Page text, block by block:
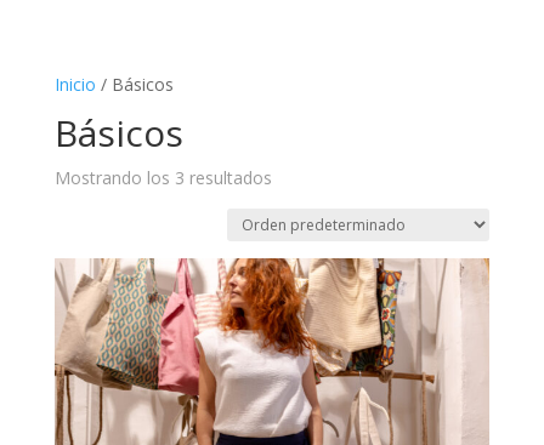
Inicio / Básicos
Básicos
Mostrando los 3 resultados